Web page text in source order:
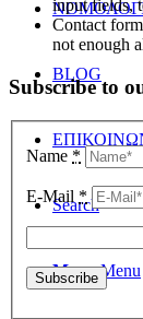
BLOG
Search
Menu Menu
input fields,
Contact
not enough
Subscribe to
Name *
E-Mail *